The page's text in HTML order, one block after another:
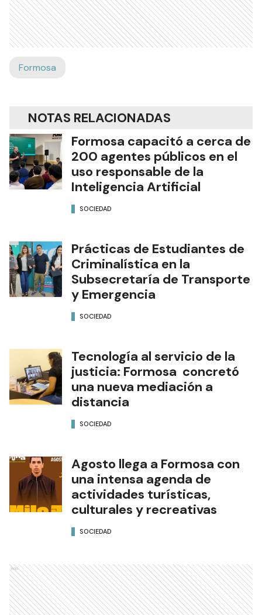
Formosa
NOTAS RELACIONADAS
Formosa capacitó a cerca de
200 agentes públicos en el
uso responsable de la
Inteligencia Artificial
SOCIEDAD
Prácticas de Estudiantes de
Criminalística en la
Subsecretaría de Transporte
y Emergencia
SOCIEDAD
Tecnología al servicio de la
justicia: Formosa concretó
una nueva mediación a
distancia
SOCIEDAD
Agosto llega a Formosa con
una intensa agenda de
actividades turísticas,
culturales y recreativas
SOCIEDAD
Ads